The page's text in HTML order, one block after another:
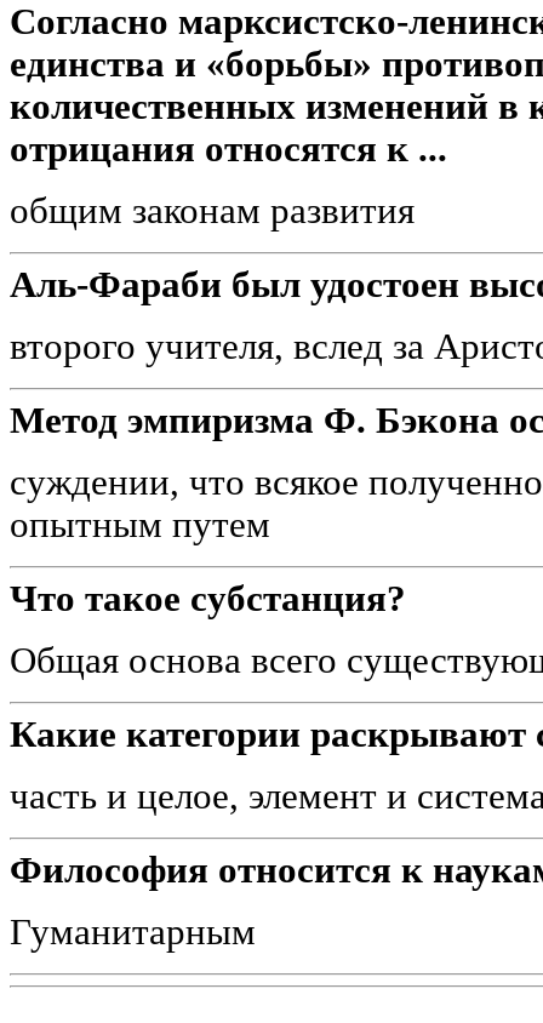
Согласно марксистско-
единства и «борьбы»
количественных изменений в
отрицания относятся к ...
общим законам развития
Аль-Фараби был удостоен
второго учителя, вслед за
Метод эмпиризма Ф. Бэкона
суждении, что всякое
опытным путем
Что такое субстанция?
Общая основа всего
Какие категории раскрывают
часть и целое, элемент и
Философия относится к
Гуманитарным